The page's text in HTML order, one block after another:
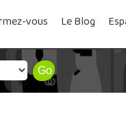
vous Le Blog